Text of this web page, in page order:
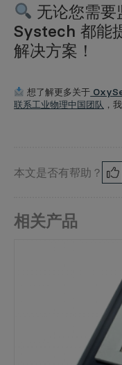
无论您需要
Systech 都能
解决方案！
想了解更多关于
联系工业物理中国团队 ，
本文是否有帮助？
相关产品